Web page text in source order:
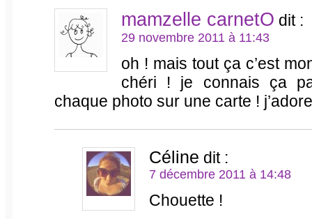
mamzelle carnetO dit :
29 novembre 2011 à 11:43
oh ! mais tout ça c’est
chéri ! je connais ça
chaque photo sur une carte !
Céline dit :
7 décembre 2011 à 14:48
Chouette !